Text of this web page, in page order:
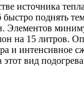
источника
поднять
Элементов
на 15 литров.
и интенсивное
вид